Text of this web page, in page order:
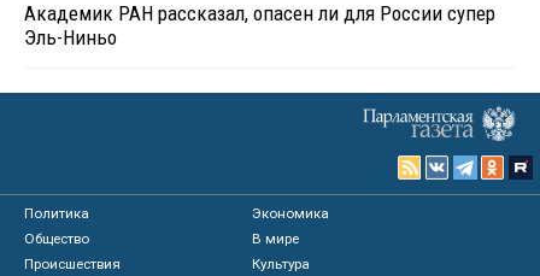
Академик РАН рассказал, опасен ли для России супер
Эль-Ниньо
Политика
Экономика
Общество
В мире
Происшествия
Культура